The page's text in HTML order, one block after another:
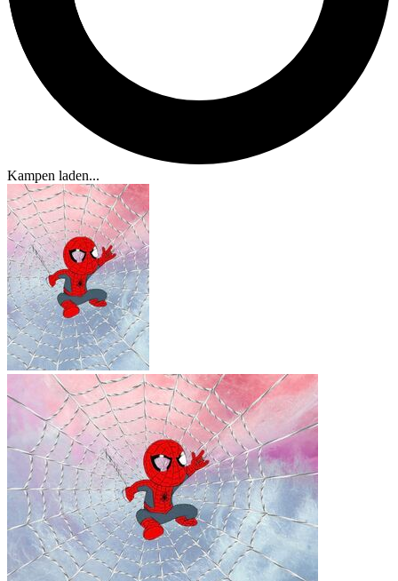
Kampen laden...